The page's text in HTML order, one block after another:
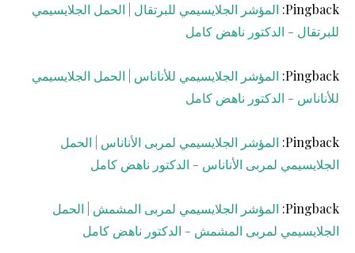
Pingback: المؤشر الجلايسيمي للبرتقال | الحمل الجلايسيمي
للبرتقال - الدكتور ناهض كامل
Pingback: المؤشر الجلايسيمي للأناناس | الحمل الجلايسيمي
للأناناس - الدكتور ناهض كامل
Pingback: المؤشر الجلايسيمي لمربى الأناناس | الحمل
الجلايسيمي لمربى الأناناس - الدكتور ناهض كامل
Pingback: المؤشر الجلايسيمي لمربى المشمش | الحمل
الجلايسيمي لمربى المشمش - الدكتور ناهض كامل